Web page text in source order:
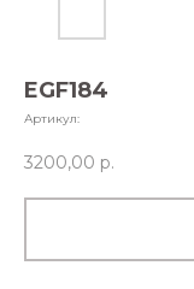
EGF184
Артикул:
3200,00 р.